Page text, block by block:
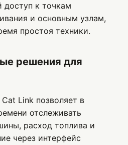
доступ к точкам
и основным узлам,
простоя техники.
решения для
Link позволяет в
отслеживать
расход топлива и
через интерфейс